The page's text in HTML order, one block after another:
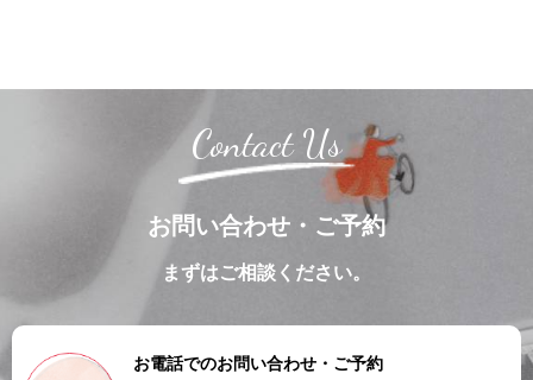
Contact Us
お問い合わせ・ご予約
まずはご相談ください。
お電話でのお問い合わせ・ご予約